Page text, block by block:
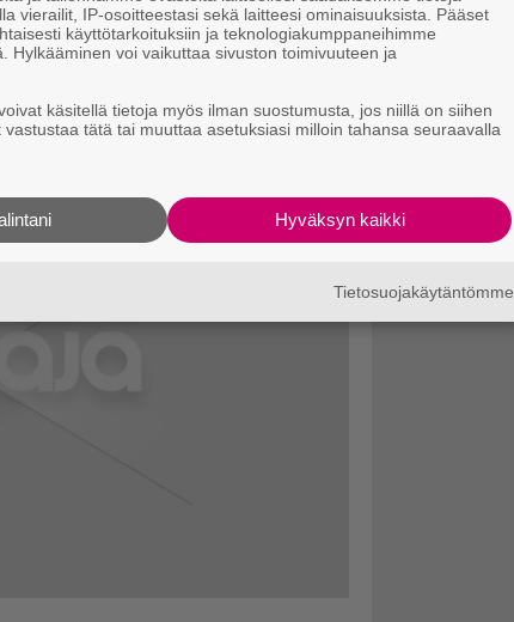
vierailit, IP-osoitteestasi sekä laitteesi ominaisuuksista. Pääset
käyttötarkoituksiin ja teknologiakumppaneihimme
Hylkääminen voi vaikuttaa sivuston toimivuuteen ja
käsitellä tietoja myös ilman suostumusta, jos niillä on siihen
tätä tai muuttaa asetuksiasi milloin tahansa seuraavalla
Hyväksyn kaikki
Tietosuojakäytäntömme